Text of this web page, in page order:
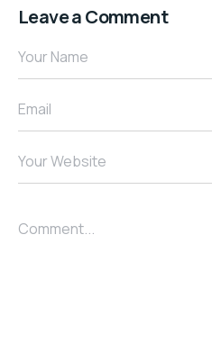
Leave a Comment
Your Name
Email
Your Website
Comment...